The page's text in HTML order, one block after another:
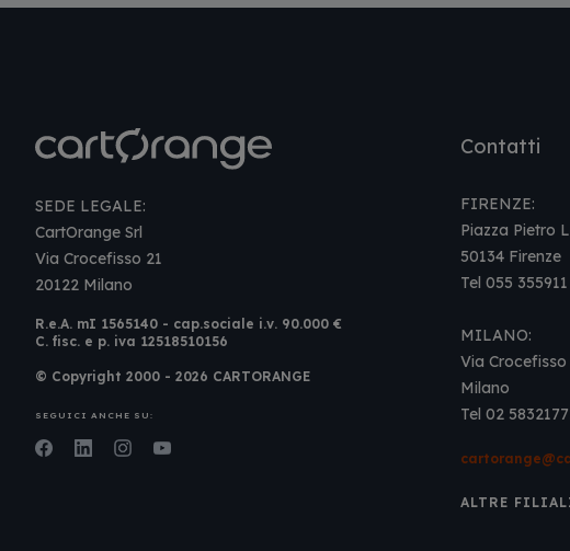
SEDE LEGALE:
CartOrange Srl
Via Crocefisso 21
20122 Milano
R.e.A. mI 1565140 - cap.sociale i.v. 90.000 €
C. fisc. e p. iva 12518510156
© Copyright 2000 - 2026 CARTORANGE
SEGUICI ANCHE SU:
Facebook
LinkedInInstagram
Contatti
FIRENZE:
Piazza Pietro
50134 Firenze
Tel 055 355911
MILANO:
Via Crocefisso
Milano
Tel 02
ALTRE